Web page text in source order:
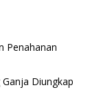
Penahanan
Diungkap